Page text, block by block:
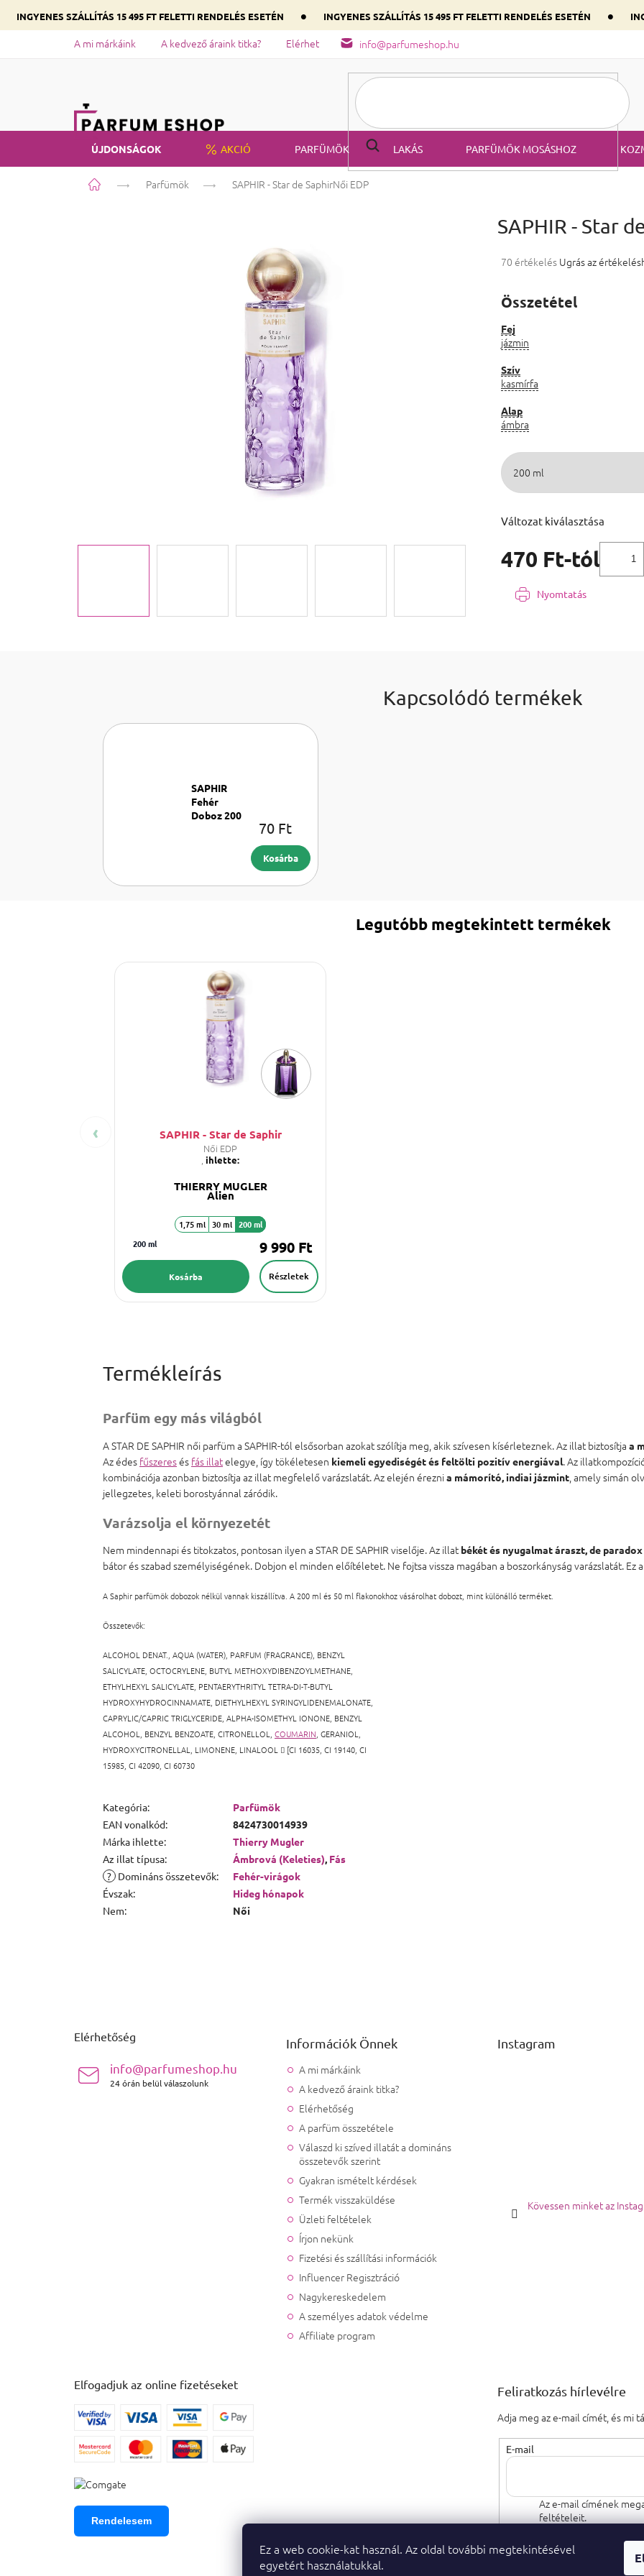
Ez a web cookie-kat használ. Az oldal további megtekintésével
egyetért használatukkal.
INGYENES SZÁLLÍTÁS 15 495 FT FELETTI RENDELÉS ESETÉN • INGYENES SZÁLLÍTÁS 15 495 FT FELETTI RENDELÉS ESETÉN •
info@parfumeshop.hu
A mi márkáink A kedvező áraink titka? Elérhetőség A parfüm összetétele
ÚJDONSÁGOK AKCIÓ PARFÜMÖK LAKÁS PARFÜMÖK MOSÁSHOZ
Kezdőlap Parfümök SAPHIR - Star de SaphirNői EDP
SAPHIR - Star
A termék átlagos értékelése 5-
70 értékelés Ugrás az
470 Ft-tól
Változat kiválasztása
Összetétel
Fej
jázmin
Szív
kasmírfa
Alap
ámbra
Nyomtatás
Kapcsolódó termékek
SAPHIR
Fehér
Doboz 200
70 Ft
Kosárba
Legutóbb megtekintett termékek
‹ SAPHIR - Star de Saphir
Női EDP
ihlette:
THIERRY MUGLER
Alien
1,75 ml 30 ml 200 ml
200 ml
9 990 Ft
Részletek
Kosárba
Parfüm egy más világból
A STAR DE SAPHIR női parfüm a SAPHIR-tól elsősorban azokat szólítja meg, akik szívesen kísérleteznek. Az illat biztosítja a
Az édes fűszeresés fás illatelegye, így tökéletesen kiemeli egyediségét és feltölti pozitív energiával. Az
kombinációja azonban biztosítja az illat megfelelő varázslatát. Az elején éreznia mámorító, indiai jázmint , amely simán
jellegzetes, keleti borostyánnal záródik.
Varázsolja el környezetét
Nem mindennapi és titokzatos, pontosan ilyen a STAR DE SAPHIR viselője. Az illatbékét és nyugalmat áraszt, de
bátor és szabad személyiségének. Dobjon el minden előítéletet. Ne fojtsa vissza magában a boszorkányság varázslatát. Ez
A Saphir parfümök dobozok nélkül vannak kiszállítva. A 200 ml és 50 ml flakonokhoz vásárolhat dobozt, mint különálló terméket.
Összetevők:
ALCOHOL DENAT., AQUA (WATER), PARFUM (FRAGRANCE), BENZYL
SALICYLATE, OCTOCRYLENE, BUTYL METHOXYDIBENZOYLMETHANE,
ETHYLHEXYL SALICYLATE, PENTAERYTHRITYL TETRA-DI-T-BUTYL
HYDROXYHYDROCINNAMATE, DIETHYLHEXYL SYRINGYLIDENEMALONATE,
CAPRYLIC/CAPRIC TRIGLYCERIDE, ALPHA-ISOMETHYL IONONE, BENZYL
ALCOHOL, BENZYL BENZOATE, CITRONELLOL, COUMARIN, GERANIOL,
HYDROXYCITRONELLAL, LIMONENE, LINALOOL  [CI 16035, CI 19140, CI
15985, CI 42090, CI 60730
Kategória:
Parfümök
EAN vonalkód:
8424730014939
Márka ihlette:
Thierry Mugler
Az illat típusa: Ámbrová (Keleties), Fás
? Domináns összetevők:
Fehér-virágok
Évszak:
Hideg hónapok
Nem: Női
Elérhetőség
info@parfumeshop.hu
24 órán belül válaszolunk
Információk Önnek
A mi márkáink
A kedvező áraink titka?
Elérhetőség
A parfüm összetétele
Válaszd ki szíved illatát a domináns
összetevők szerint
Gyakran ismételt kérdések
Termék visszaküldése
Üzleti feltételek
Írjon nekünk
Fizetési és szállítási információk
Influencer Regisztráció
Nagykereskedelem
A személyes adatok védelme
Affiliate program
Instagram
Kövessen minket az
Elfogadjuk az online fizetéseket
Rendelesem
Feliratkozás hírlevélre
Adja meg az e-mail címét, és mi
E-mail
Az e-mail címének
feltételeit.
FELIRATKOZÁS